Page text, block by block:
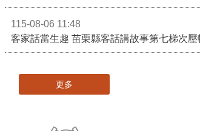
115-08-06 11:48
客家話當生趣 苗栗縣客話講故事第七梯次壓
更多